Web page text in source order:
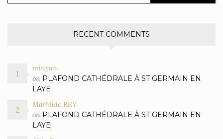
RECENT COMMENTS
minyan
on PLAFOND CATHÉDRALE À ST GERMAIN EN
LAYE
Mathilde REY
on PLAFOND CATHÉDRALE À ST GERMAIN EN
LAYE